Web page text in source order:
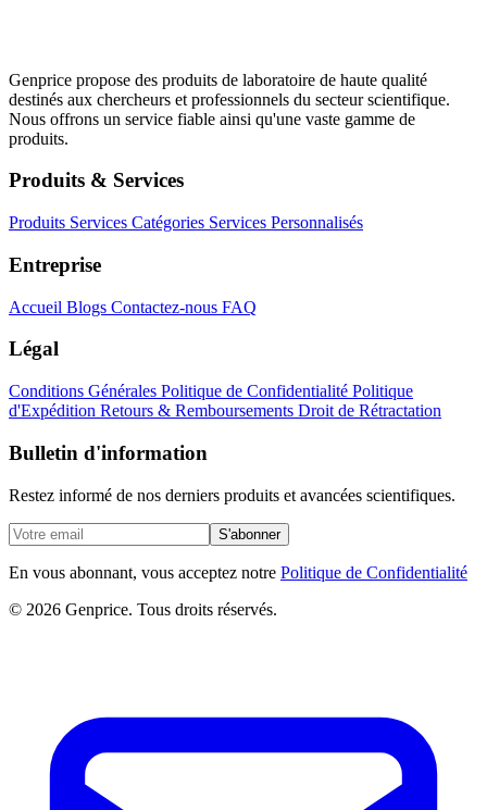
Genprice propose des produits de laboratoire de haute qualité
destinés aux chercheurs et professionnels du secteur scientifique.
Nous offrons un service fiable ainsi qu'une vaste gamme de
produits.
Produits & Services
Produits Services Catégories Services Personnalisés
Entreprise
Accueil Blogs Contactez-nous FAQ
Légal
Conditions Générales Politique de Confidentialité Politique
d'Expédition Retours & Remboursements Droit de Rétractation
Bulletin d'information
Restez informé de nos derniers produits et avancées scientifiques.
S'abonner
En vous abonnant, vous acceptez notre Politique de Confidentialité
© 2026 Genprice. Tous droits réservés.